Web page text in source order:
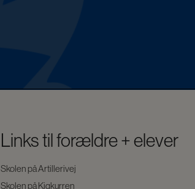
Links til forældre + elever
Skolen på Artillerivej
Skolen på Kigkurren